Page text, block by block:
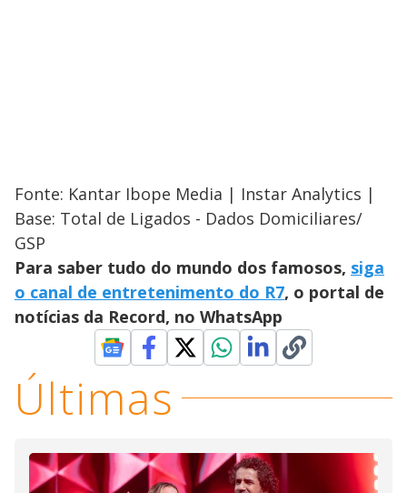
Fonte: Kantar Ibope Media | Instar Analytics |
Base: Total de Ligados - Dados Domiciliares/
GSP
Para saber tudo do mundo dos famosos, siga
o canal de entretenimento do R7, o portal de
notícias da Record, no WhatsApp
Últimas